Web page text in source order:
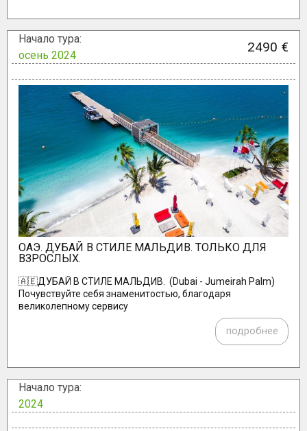
Начало тура:
осень 2024
2490 €
ОАЭ. ДУБАЙ В СТИЛЕ МАЛЬДИВ. ТОЛЬКО ДЛЯ
ВЗРОСЛЫХ.
🇦🇪ДУБАЙ В СТИЛЕ МАЛЬДИВ. (Dubai - Jumeirah Palm)
Почувствуйте себя знаменитостью, благодаря
великолепному сервису
подробнее
Начало тура:
2024